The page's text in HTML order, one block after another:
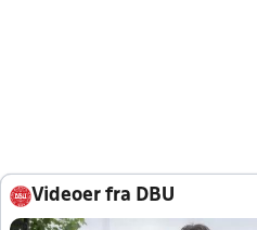
Videoer fra DBU